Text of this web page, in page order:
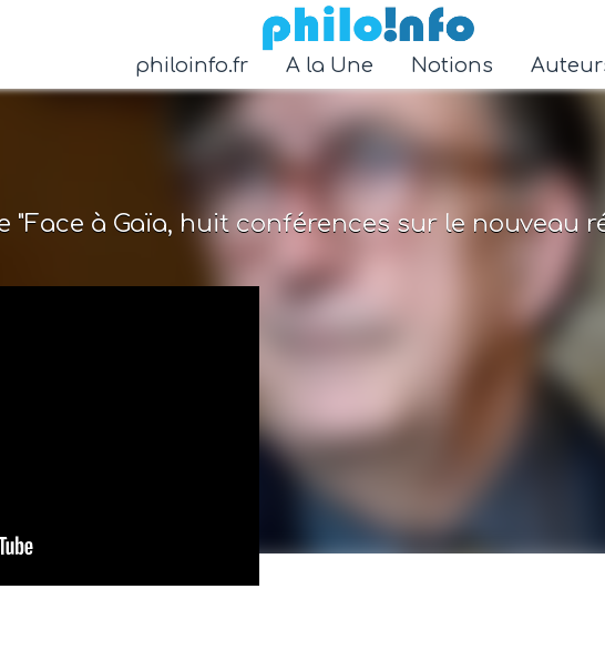
Accéder au contenu principal
"Face à Gaïa, huit conférences sur le nouveau
philoinfo.fr A la Une Notions